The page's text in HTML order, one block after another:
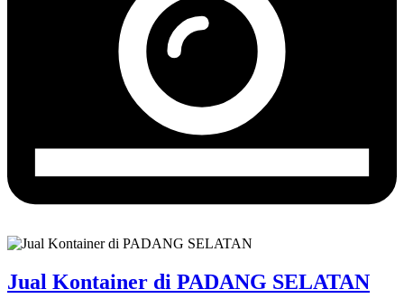
Jual Kontainer di PADANG SELATAN